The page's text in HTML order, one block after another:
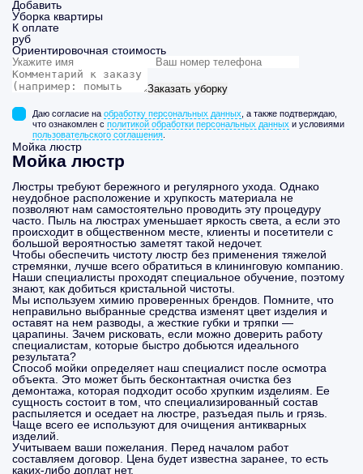
Добавить
Уборка квартиры
К оплате
руб
Ориентировочная стоимость
Заказать уборку
Даю согласие на обработку персональных данных , а также подтверждаю,
что ознакомлен с политикой обработки персональных данных и условиями
пользовательского соглашения
Мойка люстр
Мойка люстр
Люстры требуют бережного и регулярного ухода. Однако
неудобное расположение и хрупкость материала не
позволяют нам самостоятельно проводить эту процедуру
часто. Пыль на люстрах уменьшает яркость света, а если это
происходит в общественном месте, клиенты и посетители с
большой вероятностью заметят такой недочет.
Чтобы обеспечить чистоту люстр без применения тяжелой
стремянки, лучше всего обратиться в клининговую компанию.
Наши специалисты проходят специальное обучение, поэтому
знают, как добиться кристальной чистоты.
Мы используем химию проверенных брендов. Помните, что
неправильно выбранные средства изменят цвет изделия и
оставят на нем разводы, а жесткие губки и тряпки —
царапины. Зачем рисковать, если можно доверить работу
специалистам, которые быстро добьются идеального
результата?
Способ мойки определяет наш специалист после осмотра
объекта. Это может быть бесконтактная очистка без
демонтажа, которая подходит особо хрупким изделиям. Ее
сущность состоит в том, что специализированный состав
распыляется и оседает на люстре, разъедая пыль и грязь.
Чаще всего ее используют для очищения антикварных
изделий.
Учитываем ваши пожелания. Перед началом работ
составляем договор. Цена будет известна заранее, то есть
каких-либо доплат нет.